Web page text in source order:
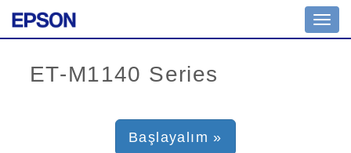
Başlayalım »